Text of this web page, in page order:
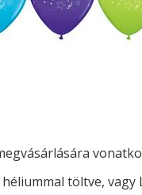
töltve, vagy